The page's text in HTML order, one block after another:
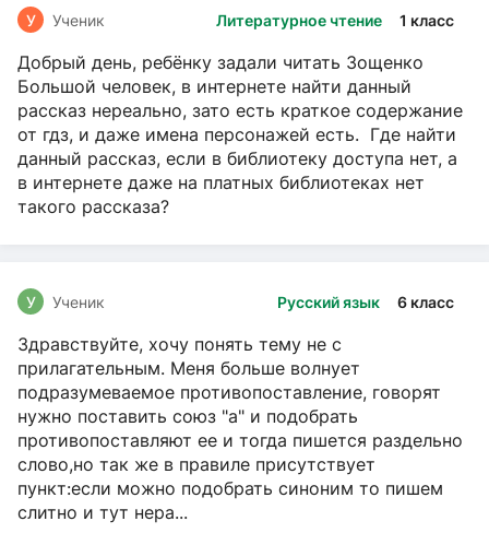
Литературное чтение 1 класс
У Ученик
Добрый день, ребёнку задали читать Зощенко
Большой человек, в интернете найти данный
рассказ нереально, зато есть краткое содержание
от гдз, и даже имена персонажей есть. Где найти
данный рассказ, если в библиотеку доступа нет, а
в интернете даже на платных библиотеках нет
такого рассказа?
Русский язык 6 класс
У Ученик
Здравствуйте, хочу понять тему не с
прилагательным. Меня больше волнует
подразумеваемое противопоставление, говорят
нужно поставить союз "а" и подобрать
противопоставляют ее и тогда пишется раздельно
слово,но так же в правиле присутствует
пункт:если можно подобрать синоним то пишем
слитно и тут нера...